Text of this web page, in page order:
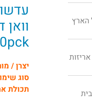
הארץ
וואן
יצרן /
סוג
תכולת